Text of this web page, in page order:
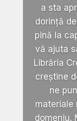
a sta
dorință
pină la
vă ajuta
Librăria
creștine
ne
materiale
domeniu.